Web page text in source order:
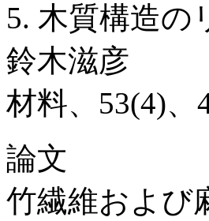
5. 木質構造の
鈴木滋彦
材料、53(4)、
論文
竹繊維および